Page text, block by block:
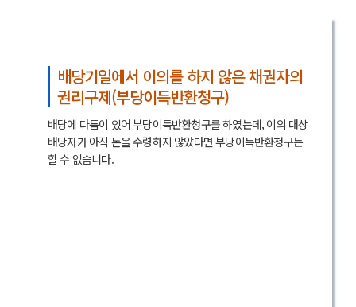
배당기일에서 이의를 하지 않은 채권자의
권리구제(부당이득반환청구)
배당에 다툼이 있어 부당이득반환청구를 하였는데, 이의 대상
배당자가 아직 돈을 수령하지 않았다면 부당이득반환청구는
할 수 없습니다.